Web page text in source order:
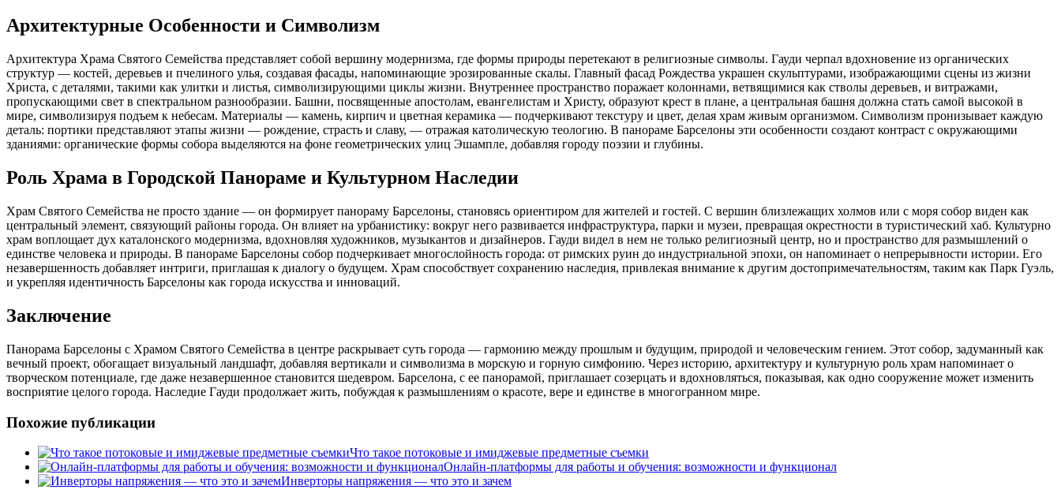
Архитектурные Особенности и Символизм
Архитектура Храма Святого Семейства представляет собой вершину модернизма, где формы природы перетекают в религиозные символы. Гауди черпал вдохновение из органических
структур — костей, деревьев и пчелиного улья, создавая фасады, напоминающие эрозированные скалы. Главный фасад Рождества украшен скульптурами, изображающими сцены из жизни
Христа, с деталями, такими как улитки и листья, символизирующими циклы жизни. Внутреннее пространство поражает колоннами, ветвящимися как стволы деревьев, и витражами,
пропускающими свет в спектральном разнообразии. Башни, посвященные апостолам, евангелистам и Христу, образуют крест в плане, а центральная башня должна стать самой высокой в
мире, символизируя подъем к небесам. Материалы — камень, кирпич и цветная керамика — подчеркивают текстуру и цвет, делая храм живым организмом. Символизм пронизывает каждую
деталь: портики представляют этапы жизни — рождение, страсть и славу, — отражая католическую теологию. В панораме Барселоны эти особенности создают контраст с окружающими
зданиями: органические формы собора выделяются на фоне геометрических улиц Эшампле, добавляя городу поэзии и глубины.
Роль Храма в Городской Панораме и Культурном Наследии
Храм Святого Семейства не просто здание — он формирует панораму Барселоны, становясь ориентиром для жителей и гостей. С вершин близлежащих холмов или с моря собор виден как
центральный элемент, связующий районы города. Он влияет на урбанистику: вокруг него развивается инфраструктура, парки и музеи, превращая окрестности в туристический хаб. Культурно
храм воплощает дух каталонского модернизма, вдохновляя художников, музыкантов и дизайнеров. Гауди видел в нем не только религиозный центр, но и пространство для размышлений о
единстве человека и природы. В панораме Барселоны собор подчеркивает многослойность города: от римских руин до индустриальной эпохи, он напоминает о непрерывности истории. Его
незавершенность добавляет интриги, приглашая к диалогу о будущем. Храм способствует сохранению наследия, привлекая внимание к другим достопримечательностям, таким как Парк Гуэль,
и укрепляя идентичность Барселоны как города искусства и инноваций.
Заключение
Панорама Барселоны с Храмом Святого Семейства в центре раскрывает суть города — гармонию между прошлым и будущим, природой и человеческим гением. Этот собор, задуманный как
вечный проект, обогащает визуальный ландшафт, добавляя вертикали и символизма в морскую и горную симфонию. Через историю, архитектуру и культурную роль храм напоминает о
творческом потенциале, где даже незавершенное становится шедевром. Барселона, с ее панорамой, приглашает созерцать и вдохновляться, показывая, как одно сооружение может изменить
восприятие целого города. Наследие Гауди продолжает жить, побуждая к размышлениям о красоте, вере и единстве в многогранном мире.
Похожие публикации
Что такое потоковые и имиджевые предметные съемки
Онлайн-платформы для работы и обучения: возможности и функционал
Инверторы напряжения — что это и зачем